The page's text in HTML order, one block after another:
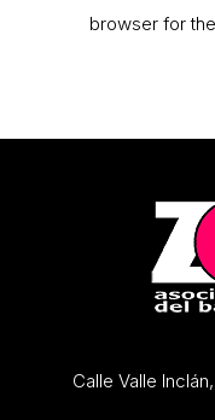
browser for
Calle Valle